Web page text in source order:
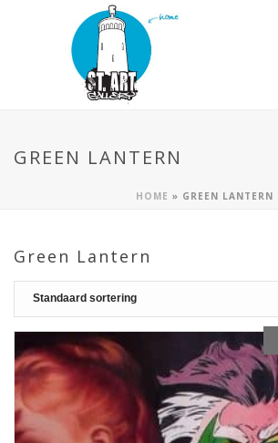
GREEN LANTERN
HOME » GREEN LANTERN
Green Lantern